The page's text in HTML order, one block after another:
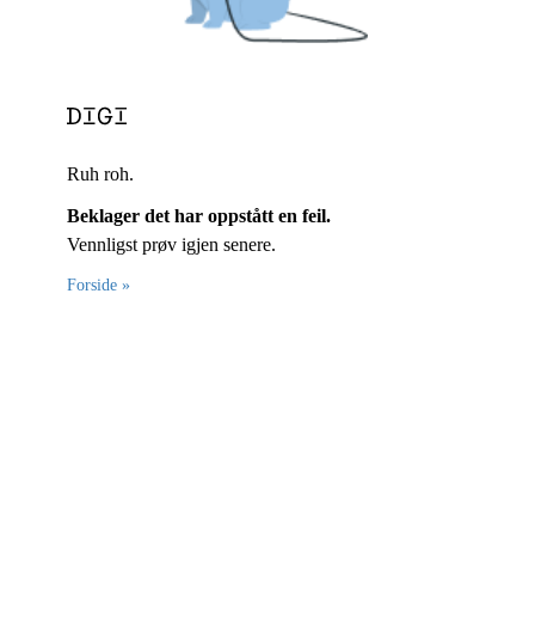
Ruh roh.
Beklager det har oppstått en feil.
Vennligst prøv igjen senere.
Forside »